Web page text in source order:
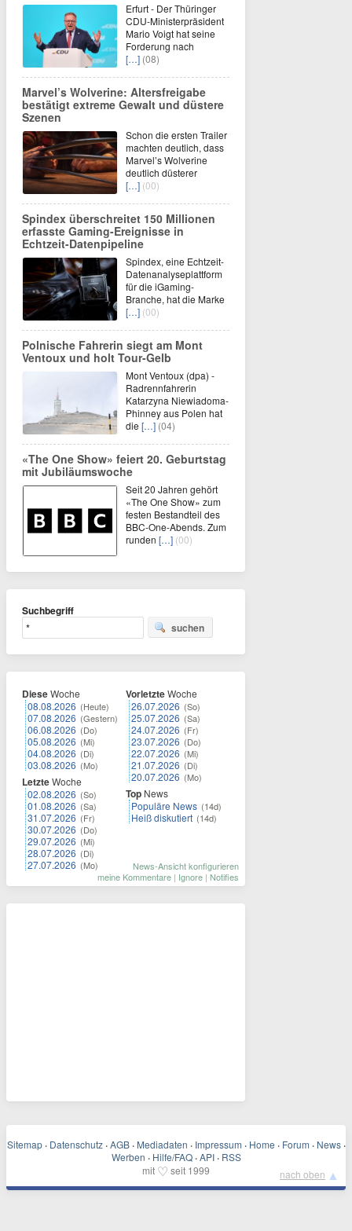
Erfurt - Der Thüringer
CDU-Ministerpräsident
Mario Voigt hat seine
Forderung nach
[…] (08)
Marvel’s Wolverine: Altersfreigabe
bestätigt extreme Gewalt und düstere
Szenen
Schon die ersten Trailer
machten deutlich, dass
Marvel’s Wolverine
deutlich düsterer
[…] (00)
Spindex überschreitet 150 Millionen
erfasste Gaming-Ereignisse in
Echtzeit-Datenpipeline
Spindex, eine Echtzeit-
Datenanalyseplattform
für die iGaming-
Branche, hat die Marke
[…] (00)
Polnische Fahrerin siegt am Mont
Ventoux und holt Tour-Gelb
Mont Ventoux (dpa) -
Radrennfahrerin
Katarzyna Niewiadoma-
Phinney aus Polen hat
die […] (04)
«The One Show» feiert 20. Geburtstag
mit Jubiläumswoche
Seit 20 Jahren gehört
«The One Show» zum
festen Bestandteil des
BBC-One-Abends. Zum
runden […] (00)
Suchbegriff
suchen
DieseWoche
08.08.2026 (Heute)
07.08.2026 (Gestern)
06.08.2026 (Do)
05.08.2026 (Mi)
04.08.2026 (Di)
03.08.2026 (Mo)
LetzteWoche
02.08.2026 (So)
01.08.2026 (Sa)
31.07.2026 (Fr)
30.07.2026 (Do)
29.07.2026 (Mi)
28.07.2026 (Di)
27.07.2026 (Mo)
VorletzteWoche
26.07.2026 (So)
25.07.2026 (Sa)
24.07.2026 (Fr)
23.07.2026 (Do)
22.07.2026 (Mi)
21.07.2026 (Di)
20.07.2026 (Mo)
Top News
Populäre News (14d)
Heiß diskutiert (14d)
News-Ansicht konfigurieren
meine Kommentare | Ignore | Notifies
Sitemap · Datenschutz · AGB · Mediadaten · Impressum · Home · Forum · News ·
Werben · Hilfe/FAQ · API · RSS
mit ♡ seit 1999 nach oben ▲